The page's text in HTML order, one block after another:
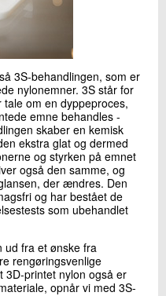
3S-behandlingen, som er
nylonemner. 3S står for
tale om en dyppeproces,
emne behandles -
skaber en kemisk
ekstra glat og dermed
og styrken på emnet
også den samme, og
der ændres. Den
og har bestået de
som ubehandlet
ud fra et ønske fra
rengøringsvenlige
3D-printet nylon også er
opnår vi med 3S-